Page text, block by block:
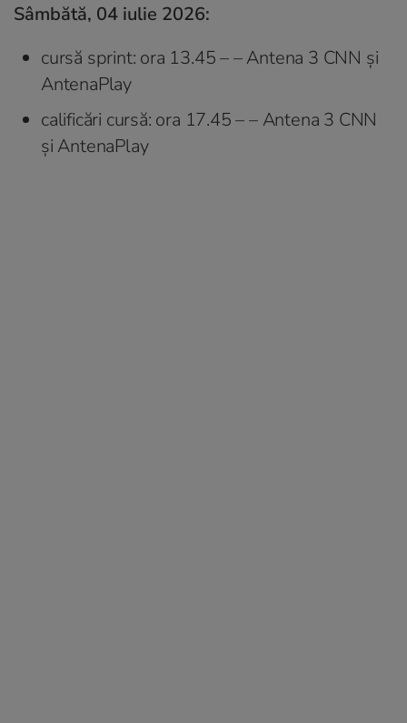
Sâmbătă, 04 iulie 2026:
cursă sprint: ora 13.45 – – Antena 3 CNN și
AntenaPlay
calificări cursă: ora 17.45 – – Antena 3 CNN
și AntenaPlay